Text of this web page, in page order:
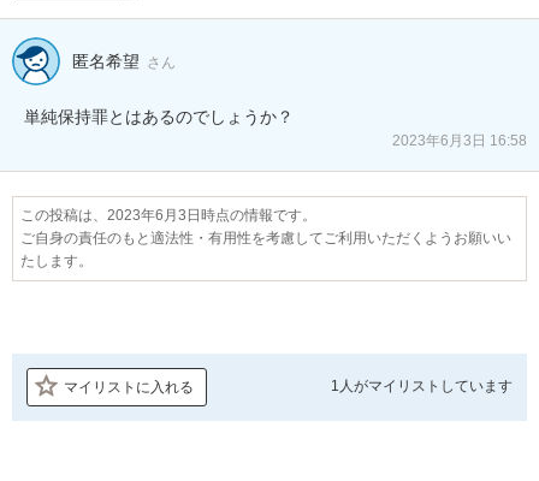
匿名希望 さん
単純保持罪とはあるのでしょうか？
2023年6月3日 16:58
この投稿は、2023年6月3日時点の情報です。
ご自身の責任のもと適法性・有用性を考慮してご利用いただくようお願いい
たします。
マイリストに入れる 1人がマイリストしています